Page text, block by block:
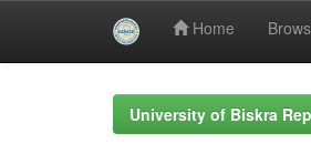
Home
University of Biskra